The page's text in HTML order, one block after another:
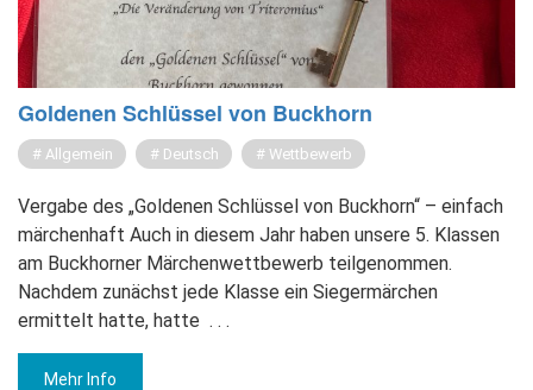
Gol­de­nen Schlüs­sel von Buck­horn
Allgemein Deutsch Wettbewerb
Vergabe des „Goldenen Schlüssel von Buckhorn“ – einfach
märchenhaft Auch in diesem Jahr haben unsere 5. Klassen
am Buckhorner Märchenwettbewerb teilgenommen.
Nachdem zunächst jede Klasse ein Siegermärchen
ermittelt hatte, hatte . . .
Mehr Info